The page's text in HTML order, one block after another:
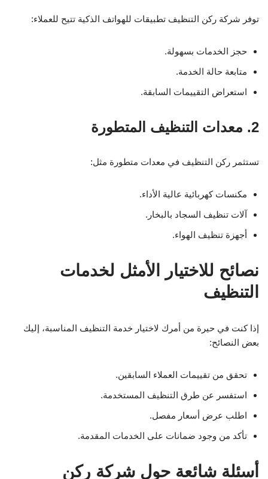
توفر شركة ركن التنظيف تطبيقات للهواتف الذكية تتيح للعملاء:
حجز الخدمات بسهولة.
متابعة حالة الخدمة.
استعراض التقييمات السابقة.
2. معدات التنظيف المتطورة
تستثمر ركن التنظيف في معدات متطورة مثل:
مكنسات كهربائية عالية الأداء.
آلات تنظيف السجاد بالبخار.
أجهزة تنظيف الهواء.
نصائح للاختيار الأمثل لخدمات
التنظيف
إذا كنت في حيرة من أمرك لاختيار خدمة التنظيف المناسبة، إليك
بعض النصائح:
تحقق من تقييمات العملاء السابقين.
استفسر عن طرق التنظيف المستخدمة.
اطلب عرض أسعار مفصل.
تأكد من وجود ضمانات على الخدمات المقدمة.
أسئلة شائعة حول شركة ركن